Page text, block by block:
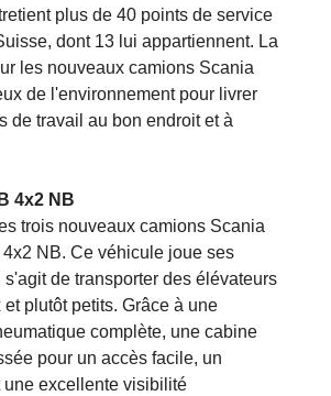
plus de 40 points de service
dont 13 lui appartiennent. La
les nouveaux camions Scania
de l'environnement pour livrer
de travail au bon endroit et à
4x2 NB
trois nouveaux camions Scania
NB. Ce véhicule joue ses
de transporter des élévateurs
plutôt petits. Grâce à une
complète, une cabine
pour un accès facile, un
une excellente visibilité